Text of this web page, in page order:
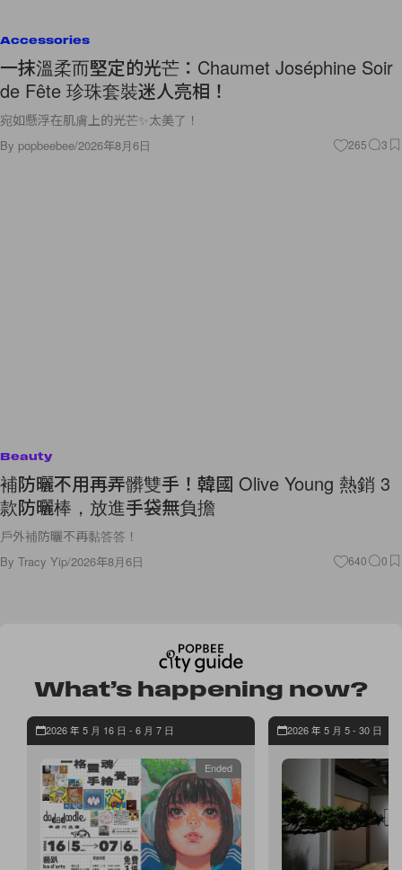
Accessories
一抹溫柔而堅定的光芒：Chaumet Joséphine Soir
de Fête 珍珠套裝迷人亮相！
宛如懸浮在肌膚上的光芒✨太美了！
By popbeebee/2026年8月6日 265 3
Beauty
補防曬不用再弄髒雙手！韓國 Olive Young 熱銷 3
款防曬棒，放進手袋無負擔
戶外補防曬不再黏答答！
By Tracy Yip/2026年8月6日 640 0
What’s happening now?
Ended
2026 年 5 月 16 日 - 6 月 7 日 2026 年 5 月 5 - 30 日